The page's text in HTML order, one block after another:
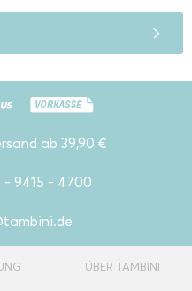
ab 39,90 €
- 9415 - 4700
ÜBER TAMBINI